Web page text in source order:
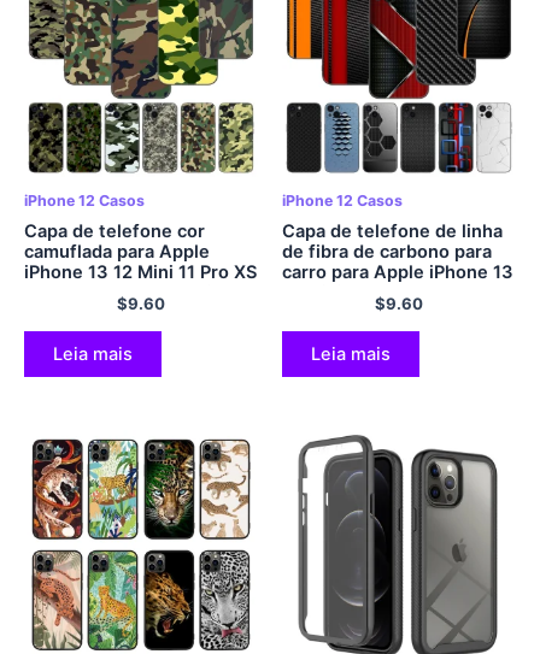
iPhone 12 Casos
Capa de telefone cor
camuflada para Apple
iPhone 13 12 Mini 11 Pro XS
Max XR X 8 7 6S 6 Mais 5S
5 SE 2020 Capa preta
macia em TPU
$9.60
Leia mais
iPhone 12 Casos
Capa de telefone de linha
de fibra de carbono para
carro para Apple iPhone 13
12 Mini 11 Pro XS Max XR X
8 7 6S 6 Mais 5S 5 SE 2020
Capa preta macia em TPU
$9.60
Leia mais